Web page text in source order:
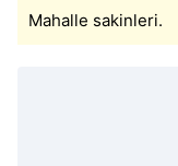
Mahalle sakinleri.